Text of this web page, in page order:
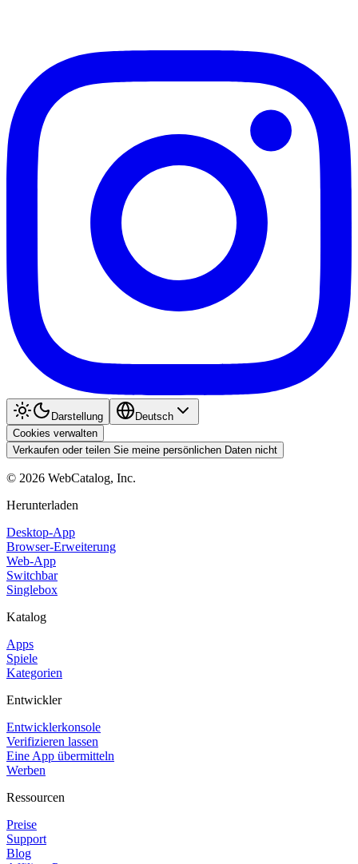
Darstellung
Deutsch
Cookies verwalten
Verkaufen oder teilen Sie meine persönlichen Daten nicht
© 2026 WebCatalog, Inc.
Herunterladen
Desktop-App
Browser-Erweiterung
Web-App
Switchbar
Singlebox
Katalog
Apps
Spiele
Kategorien
Entwickler
Entwicklerkonsole
Verifizieren lassen
Eine App übermitteln
Werben
Ressourcen
Preise
Support
Blog